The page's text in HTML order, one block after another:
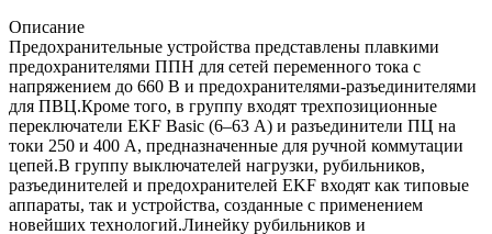
Описание
Предохранительные устройства представлены плавкими
предохранителями ППН для сетей переменного тока с
напряжением до 660 В и предохранителями-разъединителями
для ПВЦ.Кроме того, в группу входят трехпозиционные
переключатели EKF Basic (6–63 А) и разъединители ПЦ на
токи 250 и 400 А, предназначенные для ручной коммутации
цепей.В группу выключателей нагрузки, рубильников,
разъединителей и предохранителей EKF входят как типовые
аппараты, так и устройства, созданные с применением
новейших технологий.Линейку рубильников и